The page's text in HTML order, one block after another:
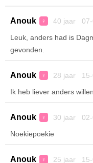
Anouk ♀ 40 jaar 07-
Leuk, anders had is
gevonden.
Anouk ♀ 28 jaar 15-
Ik heb liever anders
Anouk ♀ 30 jaar 02-
Noekiepoekie
Anouk ♀ 25 jaar 15-